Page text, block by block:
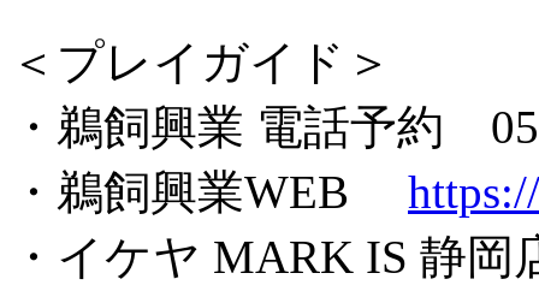
＜プレイガイド＞
・鵜飼興業 電話予約
・鵜飼興業WEB
・イケヤ MARK IS 静岡